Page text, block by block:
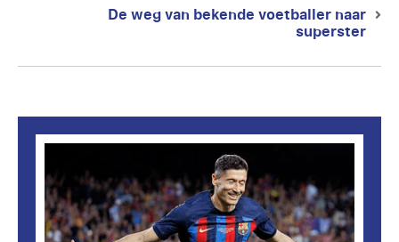
De weg van bekende voetballer naar
superster